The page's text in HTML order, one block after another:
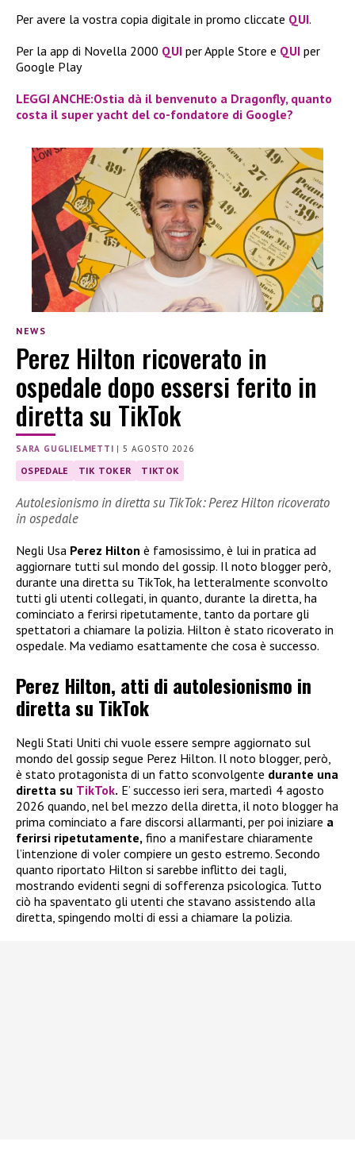
Per avere la vostra copia digitale in promo cliccate QUI.
Per la app di Novella 2000 QUI per Apple Store e QUI per
Google Play
LEGGI ANCHE:Ostia dà il benvenuto a Dragonfly, quanto
costa il super yacht del co-fondatore di Google?
NEWS
Perez Hilton ricoverato in
ospedale dopo essersi ferito in
diretta su TikTok
SARA GUGLIELMETTI |5 AGOSTO 2026
OSPEDALE TIK TOKER TIKTOK
Autolesionismo in diretta su TikTok: Perez Hilton ricoverato
in ospedale
Negli Usa Perez Hilton è famosissimo, è lui in pratica ad
aggiornare tutti sul mondo del gossip. Il noto blogger però,
durante una diretta su TikTok, ha letteralmente sconvolto
tutti gli utenti collegati, in quanto, durante la diretta, ha
cominciato a ferirsi ripetutamente, tanto da portare gli
spettatori a chiamare la polizia. Hilton è stato ricoverato in
ospedale. Ma vediamo esattamente che cosa è successo.
Perez Hilton, atti di autolesionismo in
diretta su TikTok
Negli Stati Uniti chi vuole essere sempre aggiornato sul
mondo del gossip segue Perez Hilton. Il noto blogger, però,
è stato protagonista di un fatto sconvolgente durante una
diretta su TikTok. E’ successo ieri sera, martedì 4 agosto
2026 quando, nel bel mezzo della diretta, il noto blogger ha
prima cominciato a fare discorsi allarmanti, per poi iniziare a
ferirsi ripetutamente, fino a manifestare chiaramente
l’intenzione di voler compiere un gesto estremo. Secondo
quanto riportato Hilton si sarebbe inflitto dei tagli,
mostrando evidenti segni di sofferenza psicologica. Tutto
ciò ha spaventato gli utenti che stavano assistendo alla
diretta, spingendo molti di essi a chiamare la polizia.